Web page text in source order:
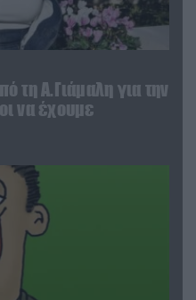
τη Α.Γιάμαλη για την
να έχουμε